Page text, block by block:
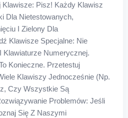
Pisz! Każdy Klawisz
Dla Nietestowanych,
I Zielony Dla
Klawisze Specjalne: Nie
Klawiaturze Numerycznej.
Konieczne. Przetestuj
Klawiszy Jednocześnie (np.
Czy Wszystkie Są
Problemów: Jeśli
Się Z Naszymi